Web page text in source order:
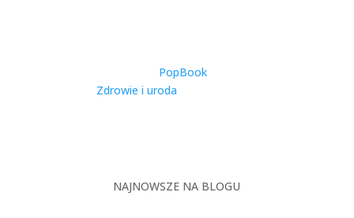
PopBook|
Zdrowie i uroda
NAJNOWSZE NA BLOGU